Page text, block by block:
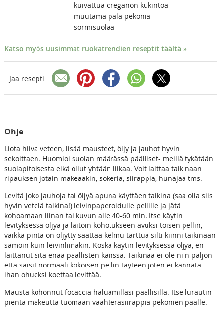
kuivattua oreganon kukintoa
muutama pala pekonia
sormisuolaa
Katso myös uusimmat ruokatrendien reseptit täältä »
Jaa resepti
Ohje
Liota hiiva veteen, lisää mausteet, öljy ja jauhot hyvin
sekoittaen. Huomioi suolan määrässä päälliset- meillä tykätään
suolapitoisesta eikä ollut yhtään liikaa. Voit laittaa taikinaan
ripauksen jotain makeaakin, sokeria, siirappia, hunajaa tms.
Levitä joko jauhoja tai öljyä apuna käyttäen taikina (saa olla siis
hyvin vetelä taikina!) leivinpaperoidulle pellille ja jätä
kohoamaan liinan tai kuvun alle 40-60 min. Itse käytin
levityksessä öljyä ja laitoin kohotukseen avuksi toisen pellin,
vaikka pinta on öljytty saattaa kelmu tarttua silti kiinni taikinaan
samoin kuin leivinliinakin. Koska käytin levityksessä öljyä, en
laittanut sitä enää päällisten kanssa. Taikinaa ei ole niin paljon
että saisit normaali kokoisen pellin täyteen joten ei kannata
ihan ohueksi koettaa levittää.
Mausta kohonnut focaccia haluamillasi päällisillä. Itse lurautin
pientä makeutta tuomaan vaahterasiirappia pekonien päälle.